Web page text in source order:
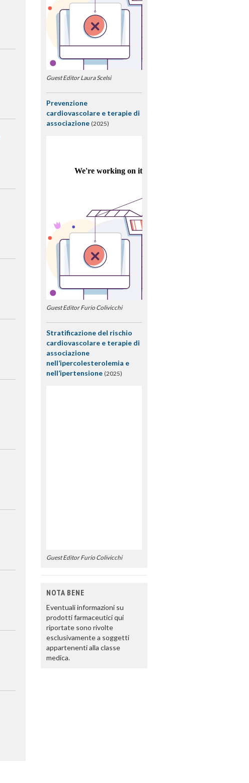
Guest Editor Laura Scelsi
Prevenzione
cardiovascolare e terapie di
associazione (2025)
Guest Editor Furio Colivicchi
Stratificazione del rischio
cardiovascolare e terapie di
associazione
nell’ipercolesterolemia e
nell’ipertensione (2025)
Guest Editor Furio Colivicchi
NOTA BENE
Eventuali informazioni su
prodotti farmaceutici qui
riportate sono rivolte
esclusivamente a soggetti
appartenenti alla classe
medica.